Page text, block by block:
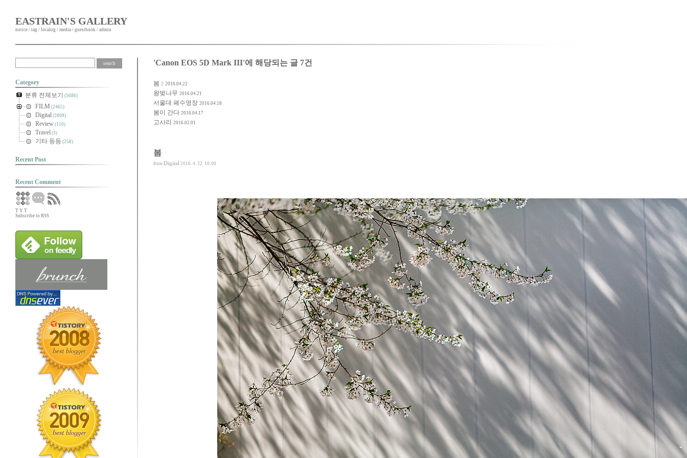
EASTRAIN'S GALLERY
notice / tag / localog / media / guestbook / admin
Category
분류 전체보기 (5686)
FILM (2465)
Digital (2809)
Review (110)
Travel (3)
기타 등등 (258)
Recent Post
Recent Comment
T Y T
Subscribe to RSS
'Canon EOS 5D Mark III'에 해당되는 글 7건
봄 2 2016.04.22
왕벚나무 2016.04.21
서울대 폐수영장 2016.04.18
봄이 간다 2016.04.17
고사리 2016.02.01
봄
from Digital 2016. 4. 22. 10:00